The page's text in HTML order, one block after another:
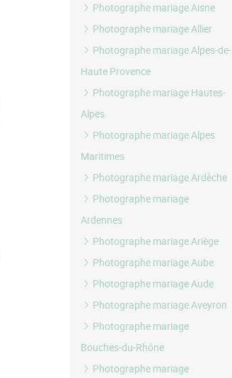
Photographe mariage Aisne
Photographe mariage Allier
Photographe mariage Alpes-de-
Haute Provence
Photographe mariage Hautes-
Alpes
Photographe mariage Alpes
Maritimes
Photographe mariage Ardèche
Photographe mariage
Ardennes
Photographe mariage Ariège
Photographe mariage Aube
Photographe mariage Aude
Photographe mariage Aveyron
Photographe mariage
Bouches-du-Rhône
Photographe mariage